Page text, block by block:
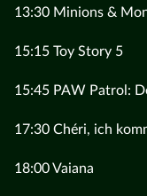
13:30 Minions &
15:15 Toy Story 5
15:45 PAW Patrol:
17:30 Chéri, ich
18:00 Vaiana